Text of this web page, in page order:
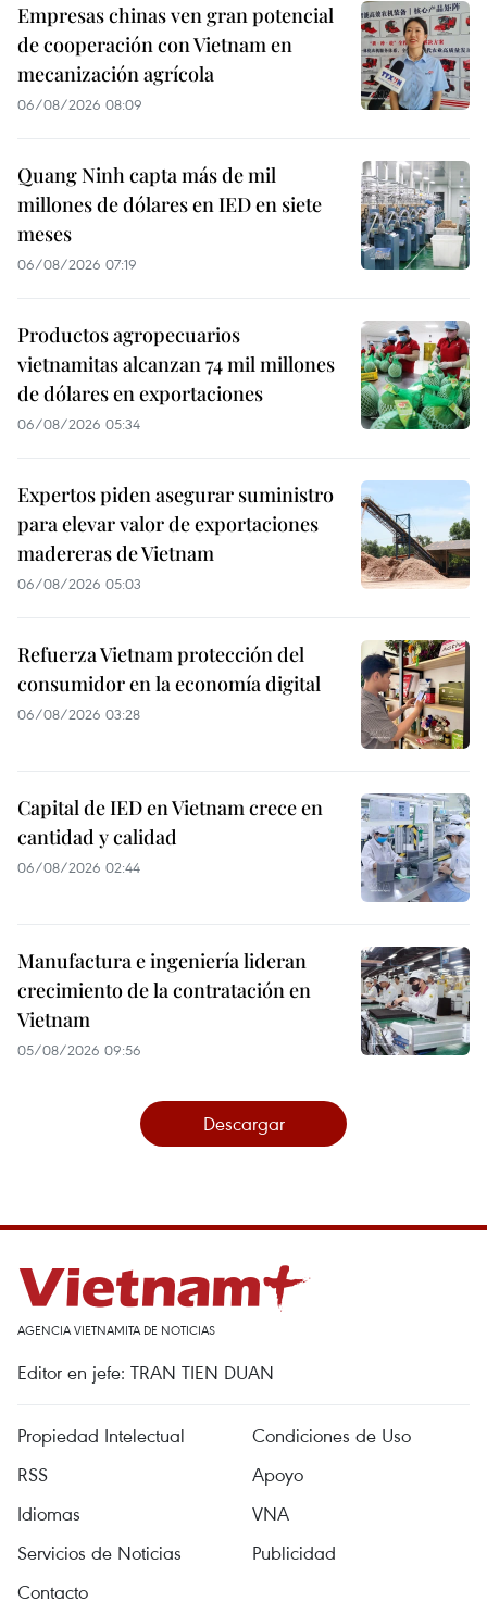
Empresas chinas ven gran potencial
de cooperación con Vietnam en
mecanización agrícola
06/08/2026 08:09
Quang Ninh capta más de mil
millones de dólares en IED en siete
meses
06/08/2026 07:19
Productos agropecuarios
vietnamitas alcanzan 74 mil millones
de dólares en exportaciones
06/08/2026 05:34
Expertos piden asegurar suministro
para elevar valor de exportaciones
madereras de Vietnam
06/08/2026 05:03
Refuerza Vietnam protección del
consumidor en la economía digital
06/08/2026 03:28
Capital de IED en Vietnam crece en
cantidad y calidad
06/08/2026 02:44
Manufactura e ingeniería lideran
crecimiento de la contratación en
Vietnam
05/08/2026 09:56
Descargar
AGENCIA VIETNAMITA DE NOTICIAS
Editor en jefe: TRAN TIEN DUAN
Propiedad Intelectual
Condiciones de Uso
RSS
Apoyo
Idiomas
VNA
Servicios de Noticias
Publicidad
Contacto